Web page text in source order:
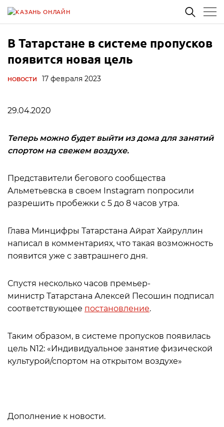
В Татарстане в системе пропусков
появится новая цель
НОВОСТИ 17 февраля 2023
29.04.2020
Теперь можно будет выйти из дома для занятий
спортом на свежем воздухе.
Представители бегового сообщества
Альметьевска в своем Instagram попросили
разрешить пробежки с 5 до 8 часов утра.
Глава Минцифры Татарстана Айрат Хайруллин
написал в комментариях, что такая возможность
появится уже с завтрашнего дня.
Спустя несколько часов премьер-
министр Татарстана Алексей Песошин подписал
соответствующее постановление.
Таким образом, в системе пропусков появилась
цель N12: «Индивидуальное занятие физической
культурой/спортом на открытом воздухе»
Дополнение к новости.